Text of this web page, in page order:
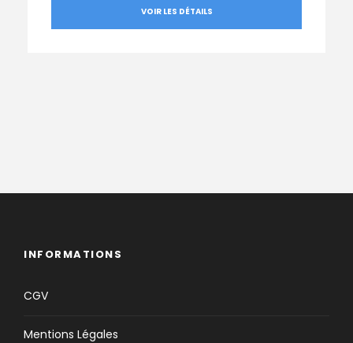
VOIR LES DÉTAILS
INFORMATIONS
CGV
Mentions Légales